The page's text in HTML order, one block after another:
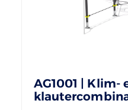
AG1001 | Klim-